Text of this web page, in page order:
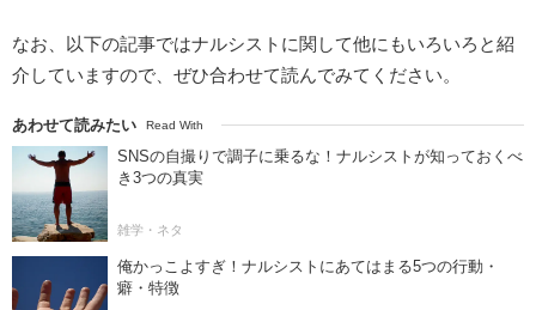
なお、以下の記事ではナルシストに関して他にもいろいろと紹
介していますので、ぜひ合わせて読んでみてください。
あわせて読みたい Read With
SNSの自撮りで調子に乗るな！ナルシストが知っておくべ
き3つの真実
雑学・ネタ
俺かっこよすぎ！ナルシストにあてはまる5つの行動・
癖・特徴